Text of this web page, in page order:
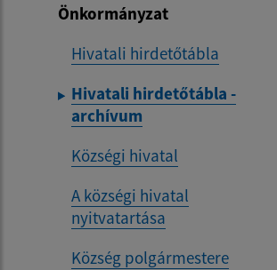
Önkormányzat
Hivatali hirdetőtábla
Hivatali hirdetőtábla -
archívum
Községi hivatal
A községi hivatal
nyitvatartása
Község polgármestere